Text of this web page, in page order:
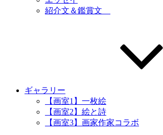
紹介文＆鑑賞文
ギャラリー
【画室1】一枚絵
【画室2】絵と詩
【画室3】画家作家コラボ